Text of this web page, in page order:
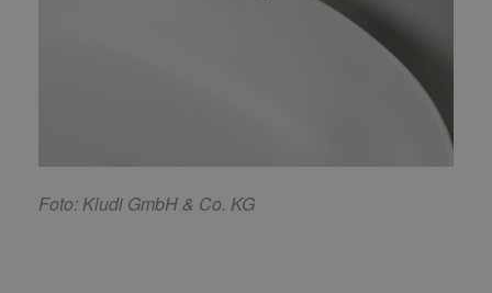
Foto: Kludi GmbH & Co. KG